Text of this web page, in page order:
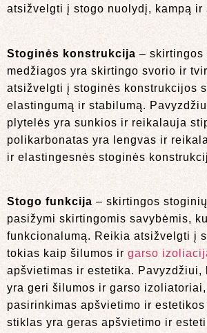
atsižvelgti į stogo nuolydį, kampą ir
Stoginės konstrukcija – skirtingos
medžiagos yra skirtingo svorio ir
atsižvelgti į stoginės konstrukcijos
elastingumą ir stabilumą.
plytelės yra sunkios ir reikalauja
polikarbonatas yra lengvas ir
ir elastingesnės stoginės
Stogo funkcija – skirtingos
pasižymi skirtingomis savybėmis,
funkcionalumą. Reikia atsižvelgti į
tokias kaip šilumos ir garso
apšvietimas ir estetika. Pavyzdžiui,
yra geri šilumos ir garso
pasirinkimas apšvietimo ir
stiklas yra geras apšvietimo ir